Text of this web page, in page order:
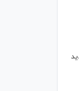
تمدید